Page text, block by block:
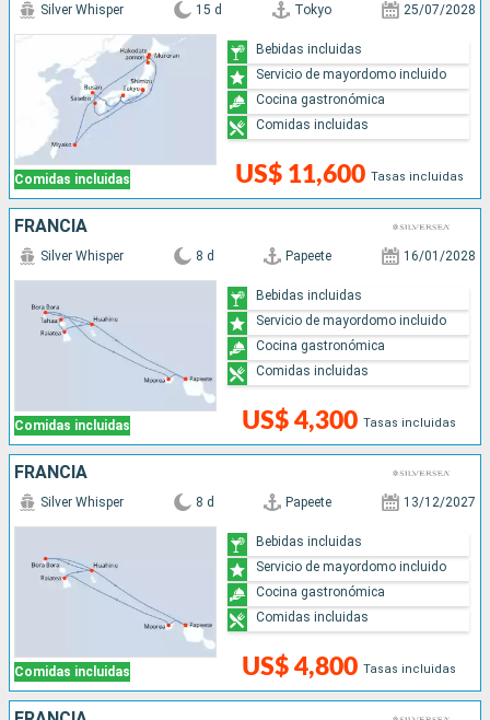
Comidas incluidas
Silver Whisper 15 d Tokyo 25/07/2028
US$ 11,600 Tasas incluidas
Bebidas incluidas
Servicio de mayordomo incluido
Cocina gastronómica
Comidas incluidas
FRANCIA
Comidas incluidas
Silver Whisper 8 d Papeete 16/01/2028
US$ 4,300 Tasas incluidas
Bebidas incluidas
Servicio de mayordomo incluido
Cocina gastronómica
Comidas incluidas
FRANCIA
Comidas incluidas
Silver Whisper 8 d Papeete 13/12/2027
US$ 4,800 Tasas incluidas
Bebidas incluidas
Servicio de mayordomo incluido
Cocina gastronómica
Comidas incluidas